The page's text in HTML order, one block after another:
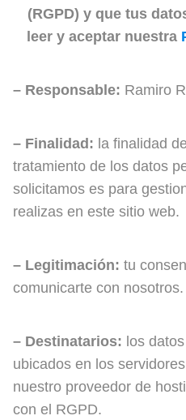
(RGPD) y que tus
leer y aceptar nuestra
– Responsable: Ramiro
– Finalidad: la finalidad
tratamiento de los datos
solicitamos es para
realizas en este sitio web.
– Legitimación: tu
comunicarte con nosotros.
– Destinatarios: los
ubicados en los
nuestro proveedor de
con el RGPD.